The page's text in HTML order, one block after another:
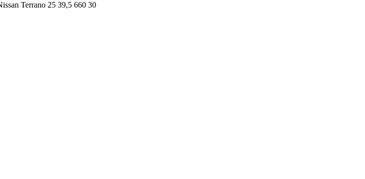
Terrano 25 39,5 660 30